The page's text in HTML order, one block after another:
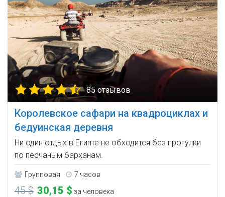
85 отзывов
Королевское сафари на квадроциклах и
бедуинская деревня
Ни один отдых в Египте не обходится без прогулки
по песчаным барханам.
Групповая 7 часов
45 $ 30,15 $ за человека